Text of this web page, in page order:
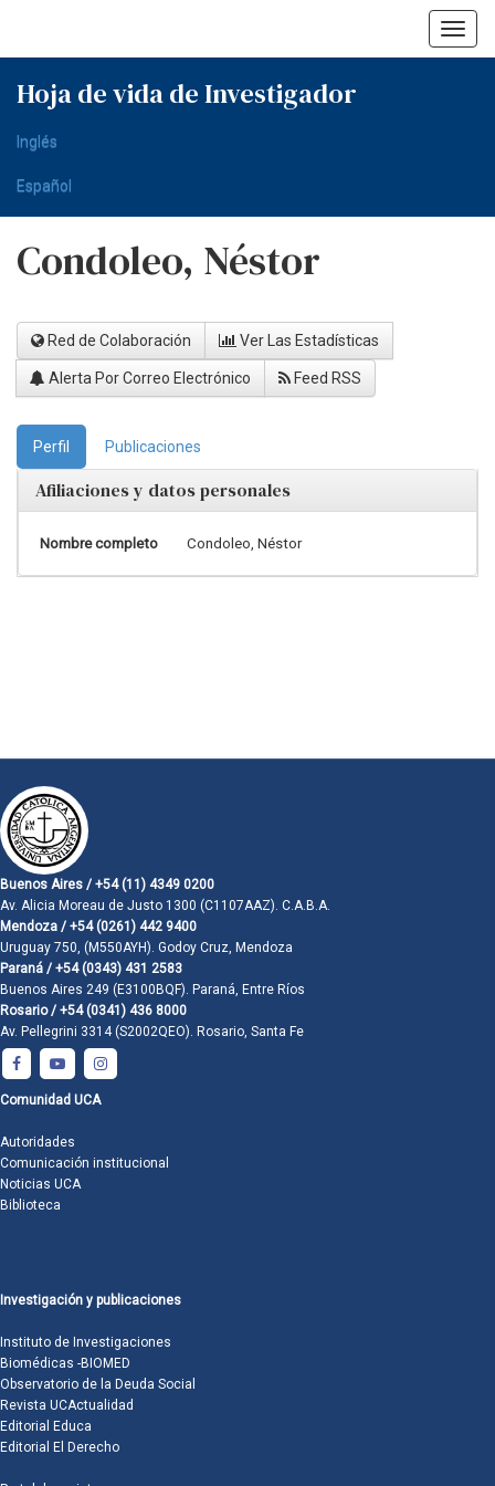
Hoja de vida de Investigador
Inglés
Español
Condoleo, Néstor
Red de Colaboración Ver Las Estadísticas
Alerta Por Correo Electrónico Feed RSS
Perfil Publicaciones
Afiliaciones y datos personales
Nombre completo Condoleo, Néstor
Buenos Aires / +54 (11) 4349 0200
Av. Alicia Moreau de Justo 1300 (C1107AAZ). C.A.B.A.
Mendoza / +54 (0261) 442 9400
Uruguay 750, (M550AYH). Godoy Cruz, Mendoza
Paraná / +54 (0343) 431 2583
Buenos Aires 249 (E3100BQF). Paraná, Entre Ríos
Rosario / +54 (0341) 436 8000
Av. Pellegrini 3314 (S2002QEO). Rosario, Santa Fe
Comunidad UCA
Autoridades
Comunicación institucional
Noticias UCA
Biblioteca
Investigación y publicaciones
Instituto de Investigaciones
Biomédicas -BIOMED
Observatorio de la Deuda Social
Revista UCActualidad
Editorial Educa
Editorial El Derecho